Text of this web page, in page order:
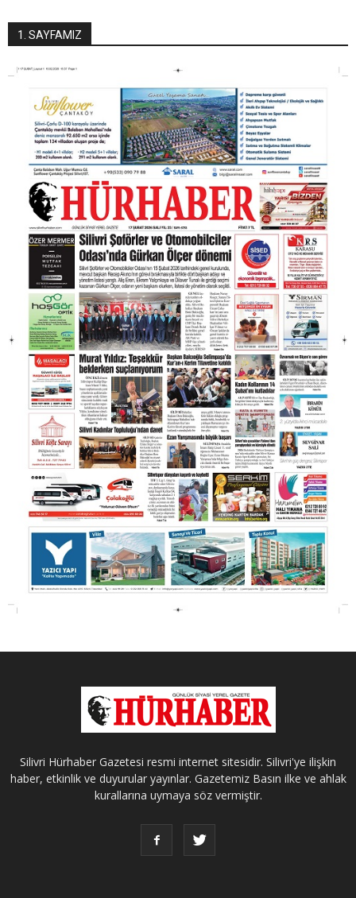
1. SAYFAMIZ
Silivri Hürhaber Gazetesi resmi internet sitesidir. Silivri'ye ilişkin
haber, etkinlik ve duyurular yayınlar. Gazetemiz Basın ilke ve ahlak
kurallarına uymaya söz vermiştir.